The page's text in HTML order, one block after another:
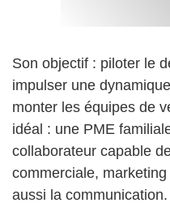
Son objectif : piloter le
impulser une
monter les équipes de
idéal : une PME
collaborateur capable
commerciale,
aussi la communication.